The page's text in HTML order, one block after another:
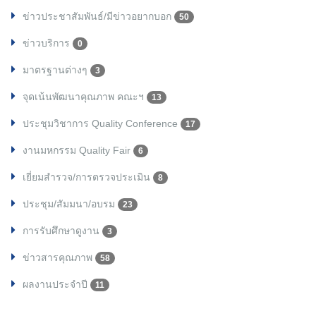
ข่าวประชาสัมพันธ์/มีข่าวอยากบอก 50
ข่าวบริการ 0
มาตรฐานต่างๆ 3
จุดเน้นพัฒนาคุณภาพ คณะฯ 13
ประชุมวิชาการ Quality Conference 17
งานมหกรรม Quality Fair 6
เยี่ยมสำรวจ/การตรวจประเมิน 8
ประชุม/สัมมนา/อบรม 23
การรับศึกษาดูงาน 3
ข่าวสารคุณภาพ 58
ผลงานประจำปี 11